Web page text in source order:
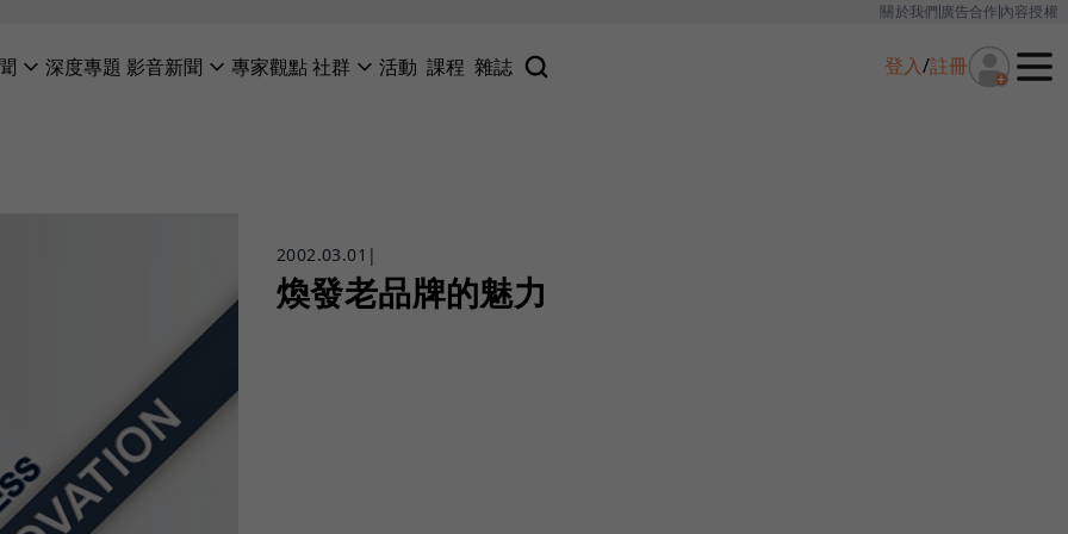
關於我們廣告合作內容授權
深度專題 影音新聞 專家觀點社群 活動 課程 雜誌 登入/註冊
2002.03.01 |
煥發老品牌的魅力